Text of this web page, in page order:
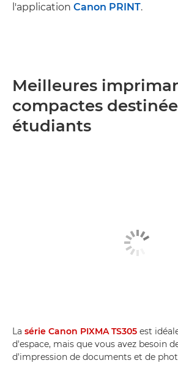
l'application Canon PRINT.
Meilleures
compactes
étudiants
La série Canon PIXMA TS305 est
d'espace, mais que vous avez besoin
d'impression de documents et de